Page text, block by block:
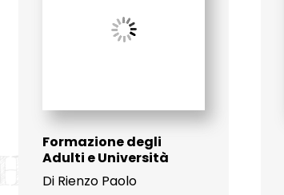
Formazione degli
Adulti e Università
Di Rienzo Paolo